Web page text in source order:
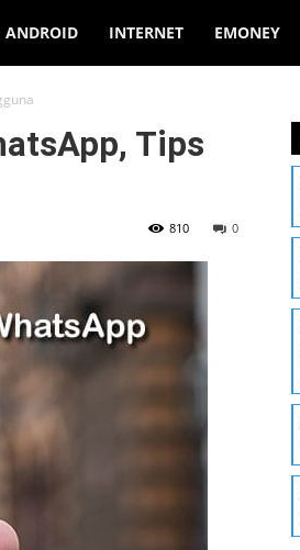
ANDROID INTERNET EMONEY
Tips
0
810